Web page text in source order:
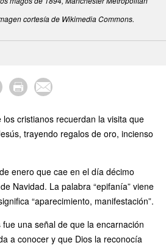
cortesía de Wikimedia Commons.
cristianos recuerdan la visita que
trayendo regalos de oro, incienso
enero que cae en el día décimo
Navidad. La palabra “epifanía” viene
“aparecimiento, manifestación”.
una señal de que la encarnación
a conocer y que Dios la reconocía